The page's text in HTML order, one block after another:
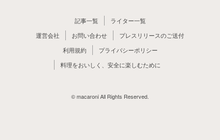
記事一覧
ライター一覧
運営会社
お問い合わせ
プレスリリースのご送付
利用規約
プライバシーポリシー
料理をおいしく、安全に楽しむために
© macaroni All Rights Reserved.